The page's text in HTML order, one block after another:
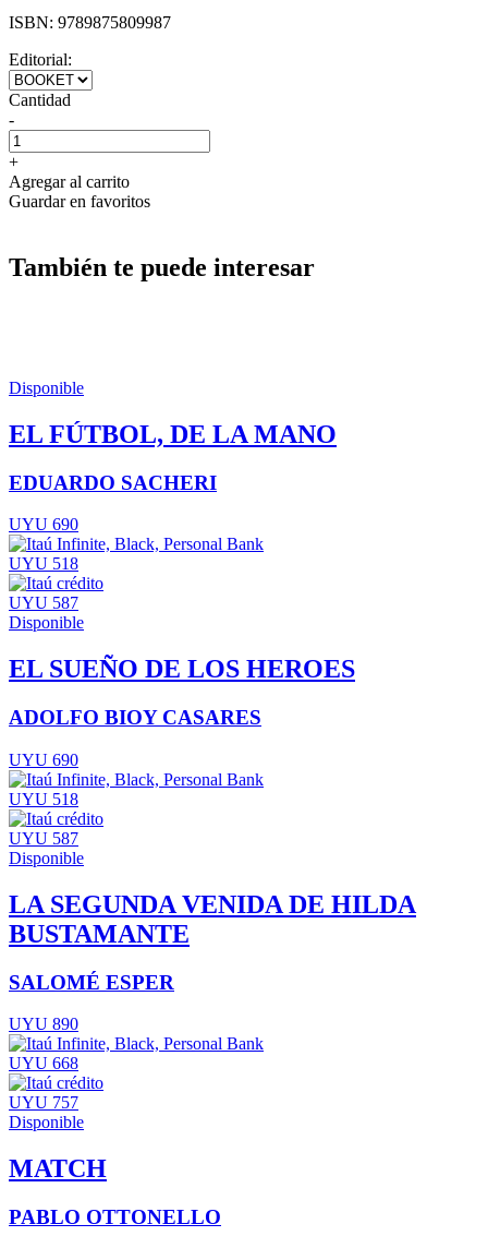
ISBN: 9789875809987
Editorial:
Cantidad
-
+
Agregar al carrito
Guardar en favoritos
También te puede interesar
Disponible
EL FÚTBOL, DE LA MANO
EDUARDO SACHERI
UYU 690
UYU 518
UYU 587
Disponible
EL SUEÑO DE LOS HEROES
ADOLFO BIOY CASARES
UYU 690
UYU 518
UYU 587
Disponible
LA SEGUNDA VENIDA DE HILDA
BUSTAMANTE
SALOMÉ ESPER
UYU 890
UYU 668
UYU 757
Disponible
MATCH
PABLO OTTONELLO